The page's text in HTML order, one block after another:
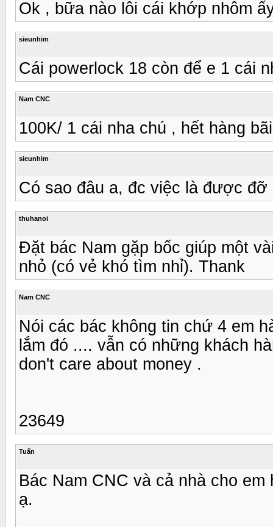
Ok , bữa nào lôi cái khớp nhôm
sieunhim
Cái powerlock 18 còn để e 1 cái
Nam CNC
100K/ 1 cái nha chú , hết hàng
sieunhim
Có sao đâu a, đc việc là được
thuhanoi
Đặt bác Nam gặp bốc giúp một
nhỏ (có vẻ khó tìm nhỉ). Thank
Nam CNC
Nói các bác không tin chứ 4 em
lắm đó .... vẫn có những khách
don't care about money .
23649
Tuấn
Bác Nam CNC và cả nhà cho
ạ.